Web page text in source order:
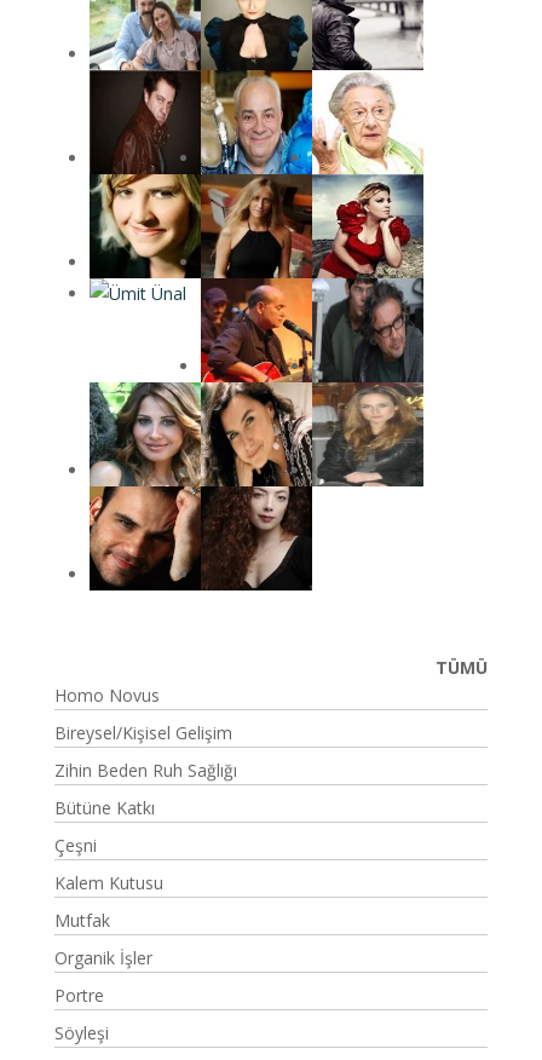
TÜMÜ
Homo Novus
Bireysel/Kişisel Gelişim
Zihin Beden Ruh Sağlığı
Bütüne Katkı
Çeşni
Kalem Kutusu
Mutfak
Organik İşler
Portre
Söyleşi